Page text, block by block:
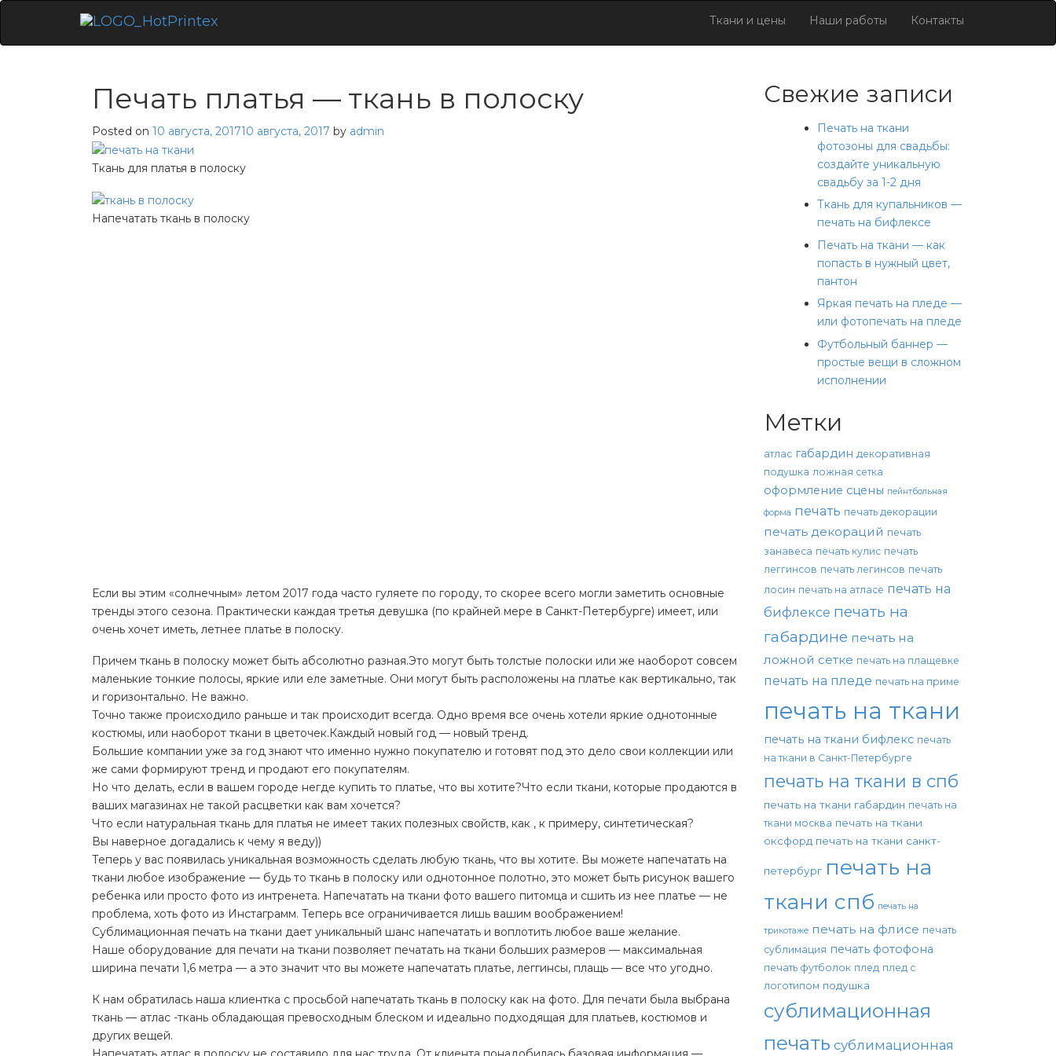
content
Ткани и цены Наши работы Контакты
Печать платья — ткань в полоску
Posted on 10 августа, 201710 августа, 2017 by admin
Ткань для платья в полоску
Напечатать ткань в полоску
Если вы этим «солнечным» летом 2017 года часто гуляете по городу, то скорее всего могли заметить основные
тренды этого сезона. Практически каждая третья девушка (по крайней мере в Санкт-Петербурге) имеет, или
очень хочет иметь, летнее платье в полоску.
Причем ткань в полоску может быть абсолютно разная.Это могут быть толстые полоски или же наоборот совсем
маленькие тонкие полосы, яркие или еле заметные. Они могут быть расположены на платье как вертикально, так
и горизонтально. Не важно.
Точно также происходило раньше и так происходит всегда. Одно время все очень хотели яркие однотонные
костюмы, или наоборот ткани в цветочек.Каждый новый год — новый тренд.
Большие компании уже за год знают что именно нужно покупателю и готовят под это дело свои коллекции или
же сами формируют тренд и продают его покупателям.
Но что делать, если в вашем городе негде купить то платье, что вы хотите?Что если ткани, которые продаются в
ваших магазинах не такой расцветки как вам хочется?
Что если натуральная ткань для платья не имеет таких полезных свойств, как , к примеру, синтетическая?
Вы наверное догадались к чему я веду))
Теперь у вас появилась уникальная возможность сделать любую ткань, что вы хотите. Вы можете напечатать на
ткани любое изображение — будь то ткань в полоску или однотонное полотно, это может быть рисунок вашего
ребенка или просто фото из интренета. Напечатать на ткани фото вашего питомца и сшить из нее платье — не
проблема, хоть фото из Инстаграмм. Теперь все ограничивается лишь вашим воображением!
Сублимационная печать на ткани дает уникальный шанс напечатать и воплотить любое ваше желание.
Наше оборудование для печати на ткани позволяет печатать на ткани больших размеров — максимальная
ширина печати 1,6 метра — а это значит что вы можете напечатать платье, леггинсы, плащь — все что угодно.
К нам обратилась наша клиентка с просьбой напечатать ткань в полоску как на фото. Для печати была выбрана
ткань — атлас -ткань обладающая превосходным блеском и идеально подходящая для платьев, костюмов и
других вещей.
Свежие записи
Печать на ткани
фотозоны для свадьбы:
создайте уникальную
свадьбу за 1-2 дня
Ткань для купальников —
печать на бифлексе
Печать на ткани — как
попасть в нужный цвет,
пантон
Яркая печать на пледе —
или фотопечать на пледе
Футбольный баннер —
простые вещи в сложном
исполнении
Метки
атлас габардин декоративная
подушка ложная сетка
оформление сцены пейнтбольная
форма печать печать декорации
печать декораций печать
занавеса печать кулис печать
леггинсов печать легинсов печать
лосин печать на атласе печать на
бифлексе печать на
габардине печать на
ложной сетке печать на плащевке
печать на пледе печать на приме
печать на ткани
печать на ткани бифлекс печать
на ткани в Санкт-Петербурге
печать на ткани в спб
печать на ткани габардин печать на
ткани москва печать на ткани
оксфорд печать на ткани санкт-
петербург печать на
ткани спб печать на
трикотаже печать на флисе печать
сублимация печать фотофона
печать футболок плед плед с
логотипом подушка
сублимационная
печать сублимационная